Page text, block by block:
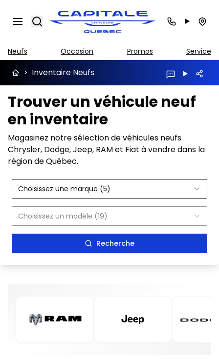
Search
Neufs Occasion Promos Service
> Inventaire Neufs
Trouver un véhicule neuf
en inventaire
Magasinez notre sélection de véhicules neufs
Chrysler, Dodge, Jeep, RAM et Fiat à vendre dans la
région de Québec.
Choisissez une marque (5)
Choisissez un modèle (19)
Recherche